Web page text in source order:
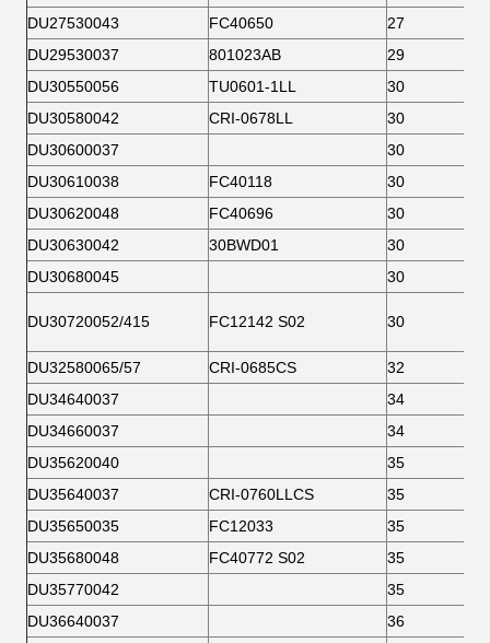
DU27530043 FC40650
27
DU29530037
801023AB
29
DU30550056
TU0601-1LL
30
DU30580042
CRI-0678LL
30
DU30600037
30
DU30610038
FC40118
30
DU30620048
FC40696
30
DU30630042
30BWD01
30
DU30680045
30
DU30720052/415 FC12142 S02 30
DU32580065/57 CRI-0685CS
32
DU34640037
34
DU34660037
34
DU35620040
35
DU35640037
CRI-0760LLCS
35
DU35650035
FC12033
35
DU35680048
FC40772 S02
35
DU35770042
35
DU36640037
36